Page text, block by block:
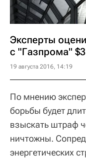
Эксперты
с "Газпрома"
19 августа 2016, 14:19
По мнению
борьбы будет
взыскать штраф
ничтожны.
энергетических